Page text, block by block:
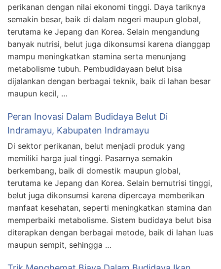
perikanan dengan nilai ekonomi tinggi. Daya tariknya
semakin besar, baik di dalam negeri maupun global,
terutama ke Jepang dan Korea. Selain mengandung
banyak nutrisi, belut juga dikonsumsi karena dianggap
mampu meningkatkan stamina serta menunjang
metabolisme tubuh. Pembudidayaan belut bisa
dijalankan dengan berbagai teknik, baik di lahan besar
maupun kecil, …
Peran Inovasi Dalam Budidaya Belut Di
Indramayu, Kabupaten Indramayu
Di sektor perikanan, belut menjadi produk yang
memiliki harga jual tinggi. Pasarnya semakin
berkembang, baik di domestik maupun global,
terutama ke Jepang dan Korea. Selain bernutrisi tinggi,
belut juga dikonsumsi karena dipercaya memberikan
manfaat kesehatan, seperti meningkatkan stamina dan
memperbaiki metabolisme. Sistem budidaya belut bisa
diterapkan dengan berbagai metode, baik di lahan luas
maupun sempit, sehingga …